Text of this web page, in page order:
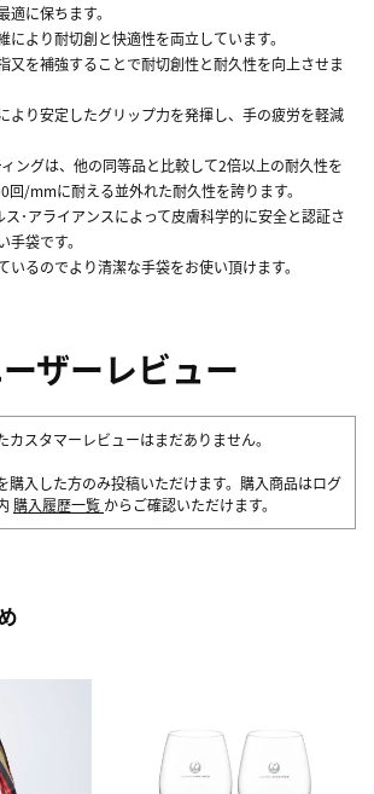
に保ちます。
より耐切創と快適性を両立しています。
を補強することで耐切創性と耐久性を向上させま
より安定したグリップ力を発揮し、手の疲労を軽減
ングは、他の同等品と比較して2倍以上の耐久性を
/mmに耐える並外れた耐久性を誇ります。
･アライアンスによって皮膚科学的に安全と認証さ
袋です。
るのでより清潔な手袋をお使い頂けます。
ザーレビュー
カスタマーレビューはまだありません。
購入した方のみ投稿いただけます。購入商品はログ
購入履歴一覧 からご確認いただけます。